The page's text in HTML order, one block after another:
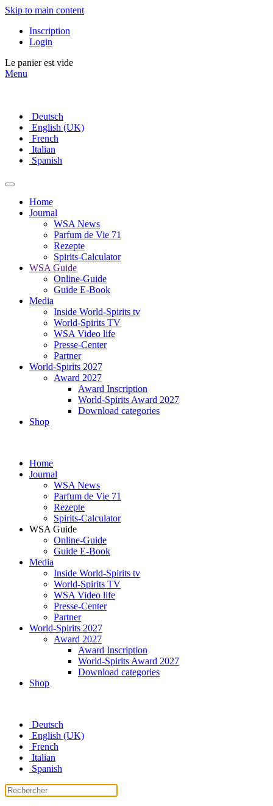
Skip to main content
Inscription
Login
Le panier est vide
Menu
Deutsch
English (UK)
French
Italian
Spanish
Home
Journal
WSA News
Parfum de Vie 71
Rezepte
Spirits-Calculator
WSA Guide
Online-Guide
Guide E-Book
Media
Inside World-Spirits tv
World-Spirits TV
WSA Video life
Presse-Center
Partner
World-Spirits 2027
Award 2027
Award Inscription
World-Spirits Award 2027
Download categories
Shop
Home
Journal
WSA News
Parfum de Vie 71
Rezepte
Spirits-Calculator
WSA Guide
Online-Guide
Guide E-Book
Media
Inside World-Spirits tv
World-Spirits TV
WSA Video life
Presse-Center
Partner
World-Spirits 2027
Award 2027
Award Inscription
World-Spirits Award 2027
Download categories
Shop
Deutsch
English (UK)
French
Italian
Spanish